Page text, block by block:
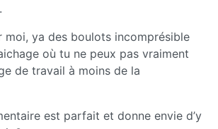
moi, ya des boulots incomprésible
où tu ne peux pas vraiment
de travail à moins de la
est parfait et donne envie d’y